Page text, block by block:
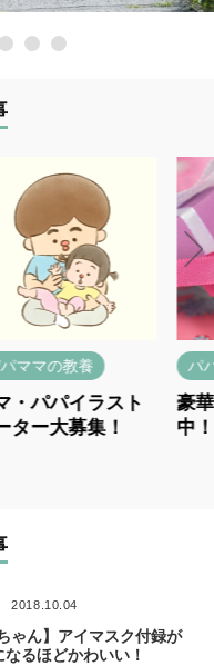
の教養
パイラスト
大募集！
パパマ
豪華プ
中！
2018.10.04
ゃん】アイマスク付録が
るほどかわいい！